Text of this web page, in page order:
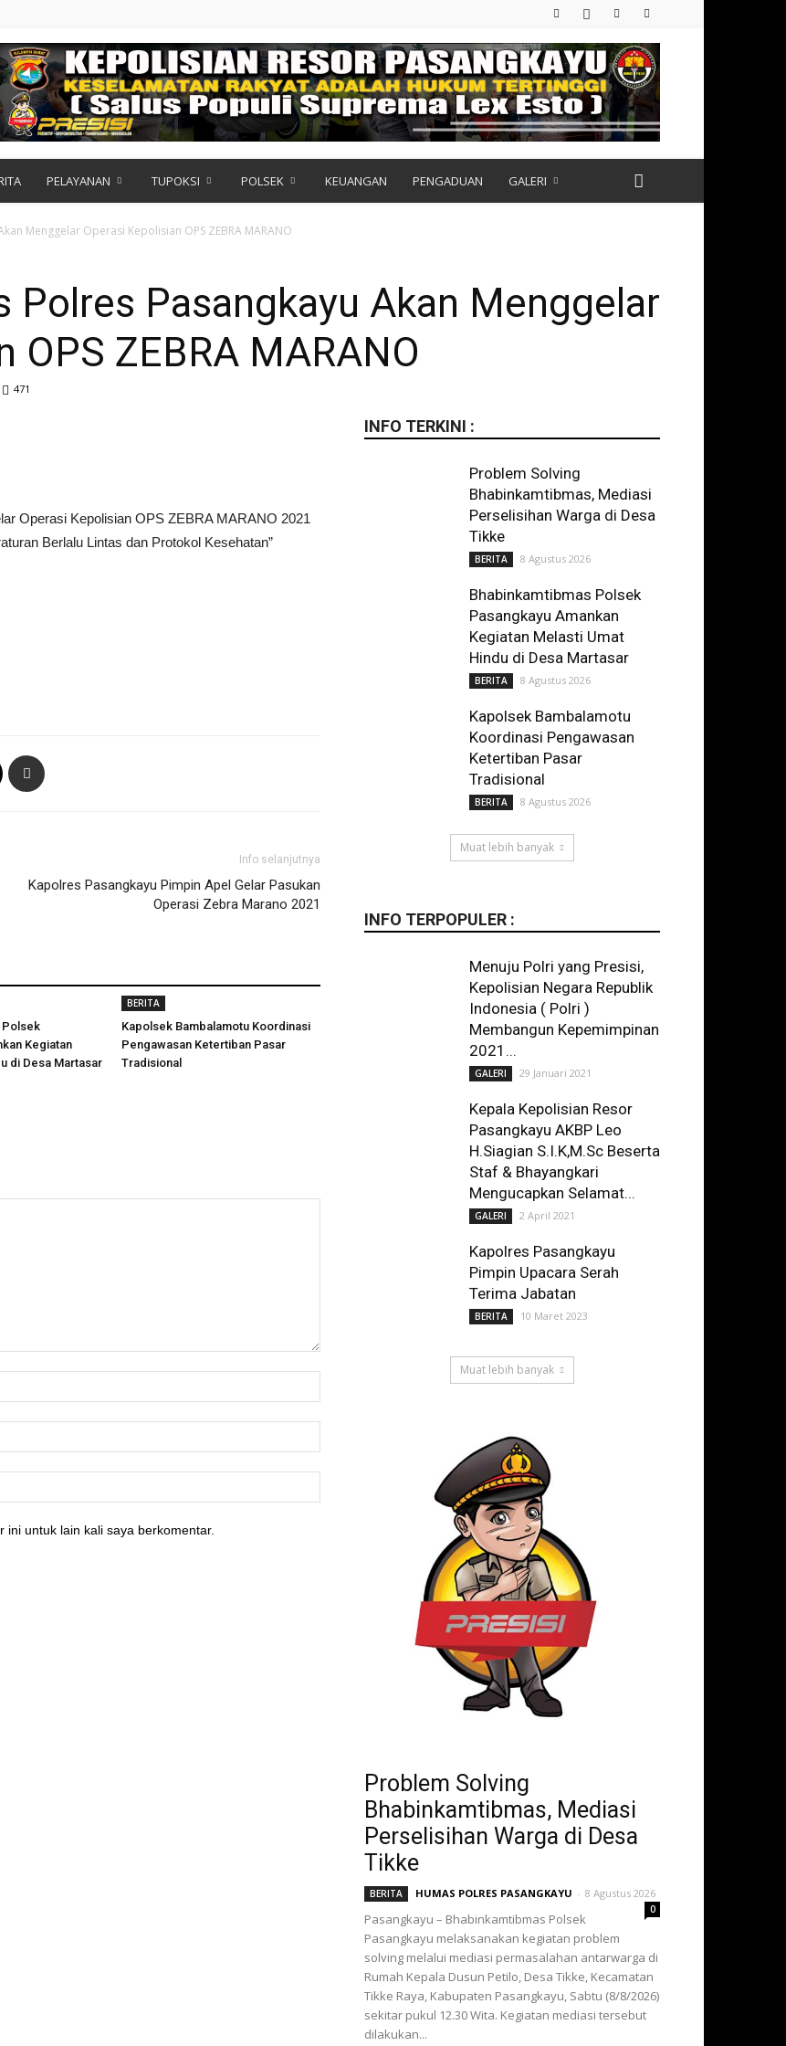
PELAYANAN TUPOKSI POLSEK KEUANGAN PENGADUAN GALERI
Menggelar Operasi Kepolisian OPS ZEBRA MARANO
Polres Pasangkayu Akan Menggelar
OPS ZEBRA MARANO
471
Operasi Kepolisian OPS ZEBRA MARANO 2021
Berlalu Lintas dan Protokol Kesehatan”
Info selanjutnya
Kapolres Pasangkayu Pimpin Apel Gelar Pasukan
Operasi Zebra Marano 2021
Polsek
Kegiatan
di Desa Martasar
BERITA
Kapolsek Bambalamotu Koordinasi
Pengawasan Ketertiban Pasar
Tradisional
untuk lain kali saya berkomentar.
INFO TERKINI :
Problem Solving
Bhabinkamtibmas, Mediasi
Perselisihan Warga di Desa
Tikke
BERITA 8 Agustus 2026
Bhabinkamtibmas Polsek
Pasangkayu Amankan
Kegiatan Melasti Umat
Hindu di Desa Martasar
BERITA 8 Agustus 2026
Kapolsek Bambalamotu
Koordinasi Pengawasan
Ketertiban Pasar
Tradisional
BERITA 8 Agustus 2026
Muat lebih banyak
INFO TERPOPULER :
Menuju Polri yang Presisi,
Kepolisian Negara Republik
Indonesia ( Polri )
Membangun Kepemimpinan
2021...
GALERI 29 Januari 2021
Kepala Kepolisian Resor
Pasangkayu AKBP Leo
H.Siagian S.I.K,M.Sc Beserta
Staf & Bhayangkari
Mengucapkan Selamat...
GALERI 2 April 2021
Kapolres Pasangkayu
Pimpin Upacara Serah
Terima Jabatan
BERITA 10 Maret 2023
Muat lebih banyak
Problem Solving
Bhabinkamtibmas, Mediasi
Perselisihan Warga di Desa
Tikke
BERITA HUMAS POLRES PASANGKAYU - 8 Agustus 2026
0
Pasangkayu – Bhabinkamtibmas Polsek
Pasangkayu melaksanakan kegiatan problem
solving melalui mediasi permasalahan antarwarga di
Rumah Kepala Dusun Petilo, Desa Tikke, Kecamatan
Tikke Raya, Kabupaten Pasangkayu, Sabtu (8/8/2026)
sekitar pukul 12.30 Wita. Kegiatan mediasi tersebut
dilakukan...